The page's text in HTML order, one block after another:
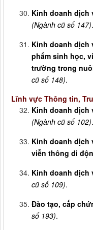
Kinh doanh dịch
(Ngành cũ số 147).
Kinh doanh dịch
phẩm sinh học,
trường trong
cũ số 148).
Lĩnh vực Thông tin,
Kinh doanh dịch
(Ngành cũ số 102).
Kinh doanh dịch
viễn thông di
Kinh doanh dịch
cũ số 109).
Đào tạo, cấp
số 193).